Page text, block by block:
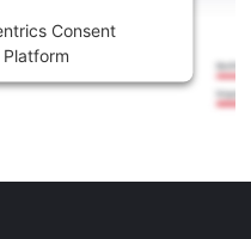
Consent